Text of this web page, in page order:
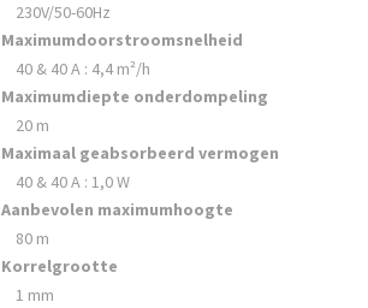
230V/50-60Hz
Maximumdoorstroomsnelheid
40 & 40 A : 4,4 m²/h
Maximumdiepte onderdompeling
20 m
Maximaal geabsorbeerd vermogen
40 & 40 A : 1,0 W
Aanbevolen maximumhoogte
80 m
Korrelgrootte
1 mm